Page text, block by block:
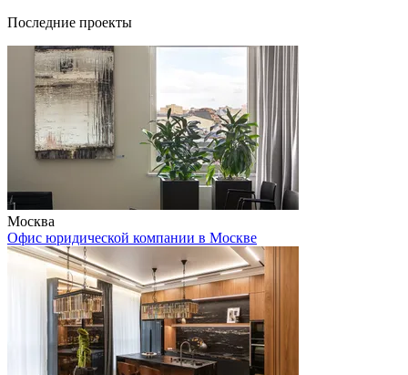
Последние проекты
Москва
Офис юридической компании в Москве